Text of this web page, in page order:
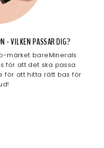
- VILKEN PASSAR DIG?
märket bareMinerals
för att det ska passa
för att hitta rätt bas för